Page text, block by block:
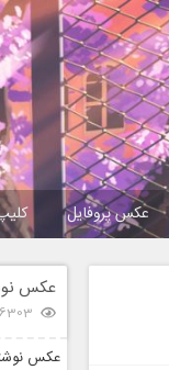
عکس پروفایل
عکس
36303
عکس